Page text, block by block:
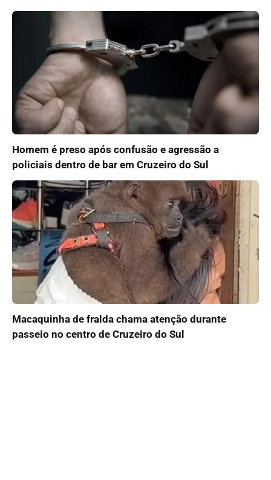
Homem é preso após confusão e agressão a
policiais dentro de bar em Cruzeiro do Sul
Macaquinha de fralda chama atenção durante
passeio no centro de Cruzeiro do Sul